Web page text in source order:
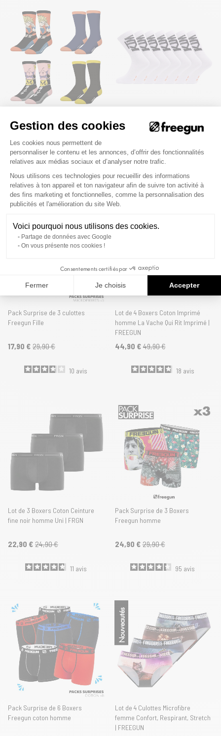
homme Tennis Dragon Ball Z
17,90 € 29,90 €
2avis
tennis blanches KTM homme
14,90 € 19,90 €
16avis
Pack Surprise de 3 culottes
Freegun Fille
17,90 € 29,90 €
10 avis
Lot de 4 Boxers Coton Imprimé
homme La Vache Qui Rit Imprimé |
FREEGUN
44,90 € 49,90 €
18 avis
Lot de 3 Boxers Coton Ceinture
fine noir homme Uni | FRGN
22,90 € 24,90 €
11 avis
Pack Surprise de 3 Boxers
Freegun homme
24,90 € 29,90 €
95 avis
Pack Surprise de 6 Boxers
Freegun coton homme
Nouveautés
Lot de 4 Culottes Microfibre
femme Confort, Respirant, Stretch
| FREEGUN
Gestion des cookies
Plateforme de Gestion du
Les cookies nous permettent de
personnaliser le contenu et les annonces, d’offrir des fonctionnalités
relatives aux médias sociaux et d’analyser notre trafic.
Nous utilisons ces technologies pour recueillir des informations
relatives à ton appareil et ton navigateur afin de suivre ton activité à
des fins marketing et fonctionnelles, comme la personnalisation des
publicités et l'amélioration du site Web.
Voici pourquoi nous utilisons des cookies.
Partage de données avec Google
On vous présente nos cookies !
Consentements certifiés par
Fermer Je choisis Accepter
Axeptio consent